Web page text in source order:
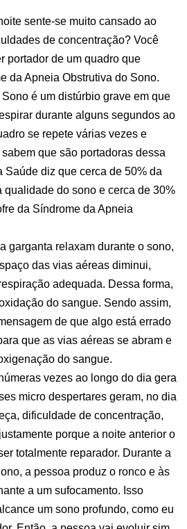
sente-se muito cansado ao
de concentração? Você
portador de um quadro que
da Apneia Obstrutiva do Sono.
é um distúrbio grave em que
durante alguns segundos ao
se repete várias vezes e
que são portadoras dessa
Saúde diz que cerca de 50% da
qualidade do sono e cerca de 30%
da Síndrome da Apneia
garganta relaxam durante o sono,
das vias aéreas diminui,
adequada. Dessa forma,
do sangue. Sendo assim,
de que algo está errado
que as vias aéreas se abram e
do sangue.
vezes ao longo do dia gera
micro despertares geram, no dia
dificuldade de concentração,
porque a noite anterior o
totalmente reparador. Durante a
a pessoa produz o ronco e às
a um sufocamento. Isso
um sono profundo, como eu